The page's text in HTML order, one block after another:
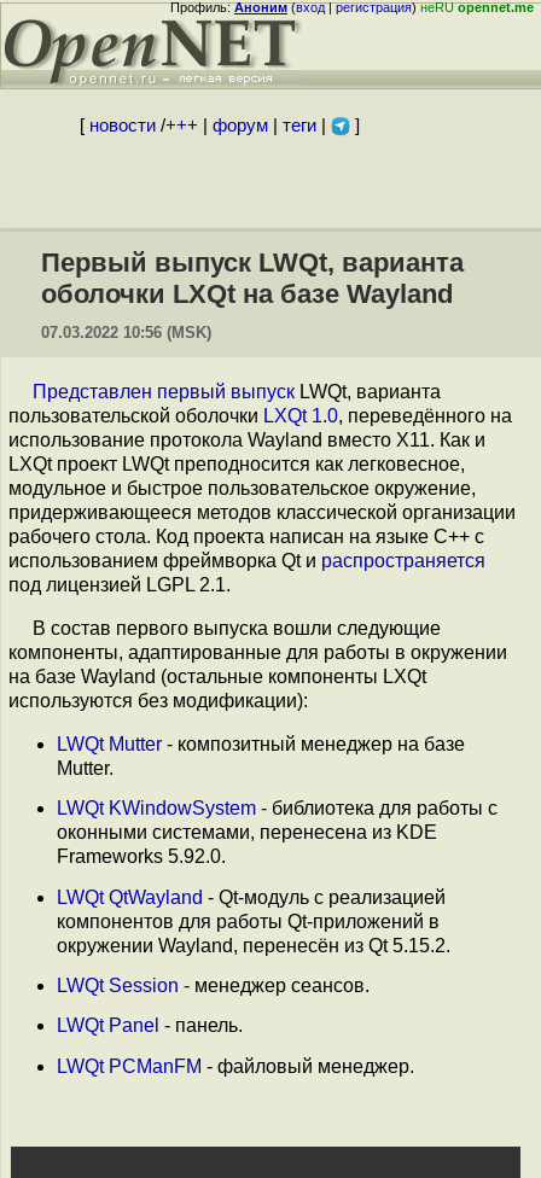
Профиль:Аноним(вход|регистрация)неRUopennet.me
[ новости/+++ форум| теги| ]
Первый выпуск LWQt, варианта
оболочки LXQt на базе Wayland
07.03.2022 10:56 (MSK)
Представлен первый выпуск LWQt, варианта
пользовательской оболочки LXQt 1.0, переведённого на
использование протокола Wayland вместо X11. Как и
LXQt проект LWQt преподносится как легковесное,
модульное и быстрое пользовательское окружение,
придерживающееся методов классической организации
рабочего стола. Код проекта написан на языке С++ с
использованием фреймворка Qt и распространяется
под лицензией LGPL 2.1.
В состав первого выпуска вошли следующие
компоненты, адаптированные для работы в окружении
на базе Wayland (остальные компоненты LXQt
используются без модификации):
LWQt Mutter - композитный менеджер на базе
Mutter.
LWQt KWindowSystem - библиотека для работы с
оконными системами, перенесена из KDE
Frameworks 5.92.0.
LWQt QtWayland - Qt-модуль с реализацией
компонентов для работы Qt-приложений в
окружении Wayland, перенесён из Qt 5.15.2.
LWQt Session - менеджер сеансов.
LWQt Panel - панель.
LWQt PCManFM - файловый менеджер.